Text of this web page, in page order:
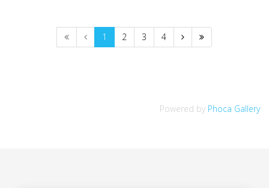
1 2 3 4
Powered by Phoca Gallery